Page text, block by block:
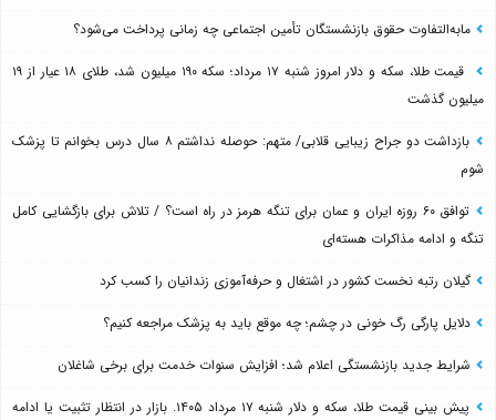
مابه‌التفاوت حقوق بازنشستگان تأمین اجتماعی چه زمانی پرداخت می‌شود؟
قیمت طلا، سکه و دلار امروز شنبه ۱۷ مرداد؛ سکه ۱۹۰ میلیون شد، طلای ۱۸ عیار از ۱۹
میلیون گذشت
بازداشت دو جراح زیبایی قلابی/ متهم: حوصله نداشتم ۸ سال درس بخوانم تا پزشک
شوم
توافق ۶۰ روزه ایران و عمان برای تنگه هرمز در راه است؟ / تلاش برای بازگشایی کامل
تنگه و ادامه مذاکرات هسته‌ای
گیلان رتبه نخست کشور در اشتغال و حرفه‌آموزی زندانیان را کسب کرد
دلایل پارگی رگ خونی در چشم؛ چه موقع باید به پزشک مراجعه کنیم؟
شرایط جدید بازنشستگی اعلام شد؛ افزایش سنوات خدمت برای برخی شاغلان
پیش بینی قیمت طلا، سکه و دلار شنبه ۱۷ مرداد ۱۴۰۵. بازار در انتظار تثبیت یا ادامه